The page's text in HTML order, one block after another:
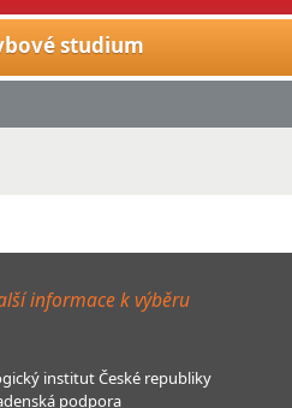
studium
informace k výběru
institut České republiky
podpora